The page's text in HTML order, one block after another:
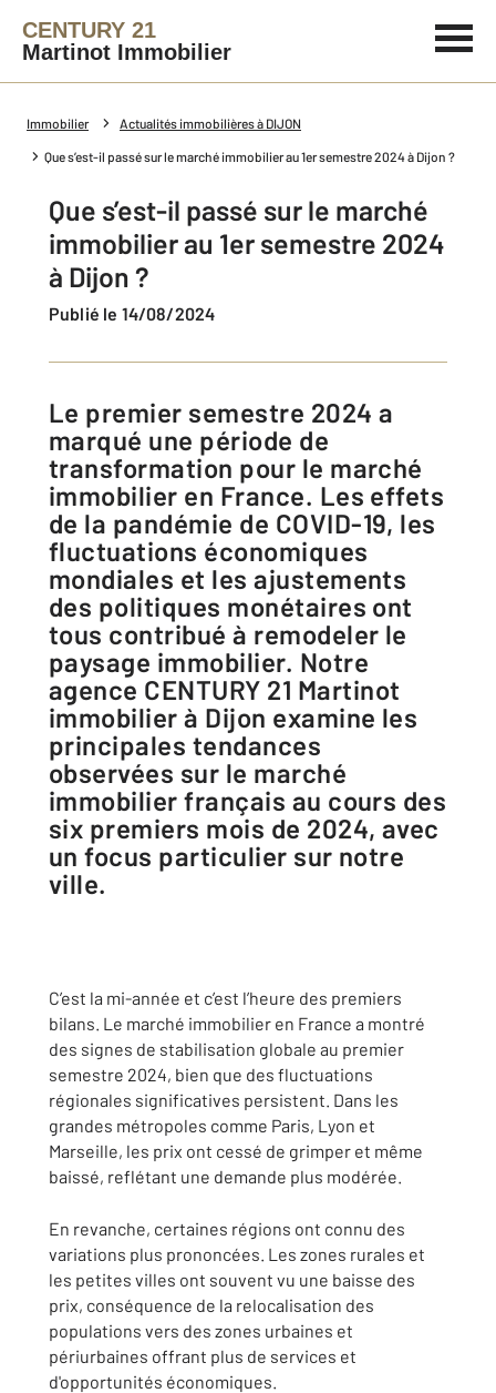
CENTURY 21
Martinot Immobilier
Immobilier Actualités immobilières à DIJON
Que s’est-il passé sur le marché immobilier au 1er semestre 2024 à Dijon ?
Que s’est-il passé sur le marché
immobilier au 1er semestre 2024
à Dijon ?
Publié le 14/08/2024
Le premier semestre 2024 a
marqué une période de
transformation pour le marché
immobilier en France. Les effets
de la pandémie de COVID-19, les
fluctuations économiques
mondiales et les ajustements
des politiques monétaires ont
tous contribué à remodeler le
paysage immobilier. Notre
agence CENTURY 21 Martinot
immobilier à Dijon examine les
principales tendances
observées sur le marché
immobilier français au cours des
six premiers mois de 2024, avec
un focus particulier sur notre
ville.
C’est la mi-année et c’est l’heure des premiers
bilans. Le marché immobilier en France a montré
des signes de stabilisation globale au premier
semestre 2024, bien que des fluctuations
régionales significatives persistent. Dans les
grandes métropoles comme Paris, Lyon et
Marseille, les prix ont cessé de grimper et même
baissé, reflétant une demande plus modérée.
En revanche, certaines régions ont connu des
variations plus prononcées. Les zones rurales et
les petites villes ont souvent vu une baisse des
prix, conséquence de la relocalisation des
populations vers des zones urbaines et
périurbaines offrant plus de services et
d'opportunités économiques.